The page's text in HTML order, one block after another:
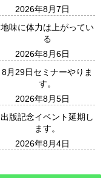
2026年8月7日
地味に体力は上がってい
る
2026年8月6日
8月29日セミナーやりま
す。
2026年8月5日
出版記念イベント延期し
ます。
2026年8月4日